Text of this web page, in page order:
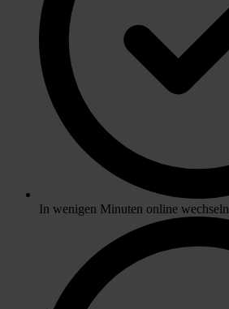
In wenigen Minuten online wechseln